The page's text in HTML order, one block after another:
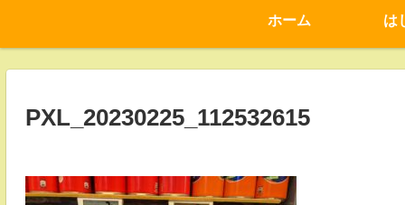
ホーム は
PXL_20230225_112532615